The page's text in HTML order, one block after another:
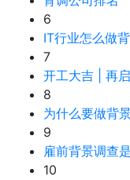
6
IT行业怎么做
7
开工大吉 | 再
8
为什么要做背
9
雇前背景调查
10